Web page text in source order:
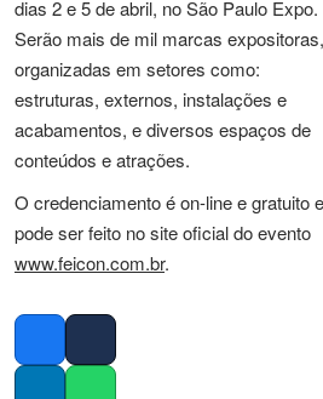
dias 2 e 5 de abril, no São Paulo Expo.
Serão mais de mil marcas expositoras,
organizadas em setores como:
estruturas, externos, instalações e
acabamentos, e diversos espaços de
conteúdos e atrações.
O credenciamento é on-line e gratuito e
pode ser feito no site oficial do evento
www.feicon.com.br.
Facebook
Twitter